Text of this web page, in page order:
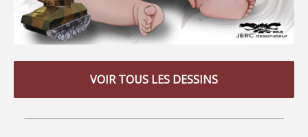
VOIR TOUS LES DESSINS